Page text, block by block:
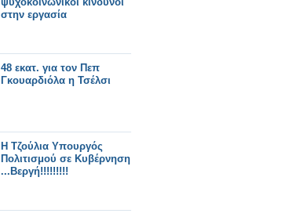
στην εργασία
48 εκατ. για τον Πεπ
Γκουαρδιόλα η Τσέλσι
Η Τζούλια Υπουργός
Πολιτισμού σε Κυβέρνηση
...Βεργή!!!!!!!!!